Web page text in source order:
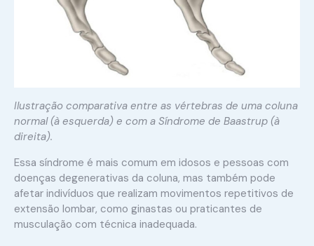
Ilustração comparativa entre as vértebras de uma coluna
normal (à esquerda) e com a Síndrome de Baastrup (à
direita).
Essa síndrome é mais comum em idosos e pessoas com
doenças degenerativas da coluna, mas também pode
afetar indivíduos que realizam movimentos repetitivos de
extensão lombar, como ginastas ou praticantes de
musculação com técnica inadequada.